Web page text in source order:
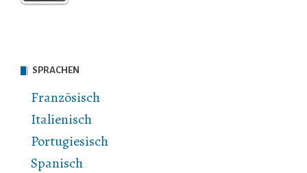
SPRACHEN
Französisch
Italienisch
Portugiesisch
Spanisch